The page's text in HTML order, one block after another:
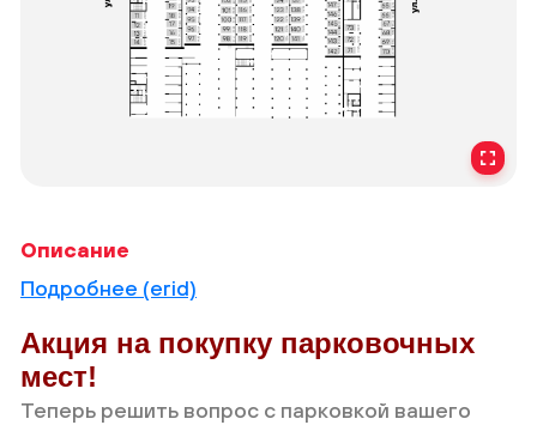
Описание
Подробнее (erid)
Акция на покупку парковочных
мест!
Теперь решить вопрос с парковкой вашего